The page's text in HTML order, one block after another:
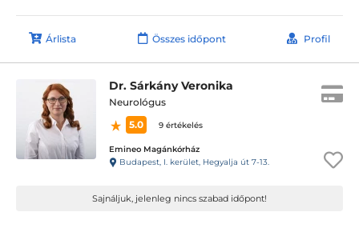
Árlista Összes időpont Profil
Dr. Sárkány Veronika
Neurológus
5.0
9 értékelés
Emineo Magánkórház
Budapest, I. kerület, Hegyalja út 7-13.
Sajnáljuk, jelenleg nincs szabad időpont!